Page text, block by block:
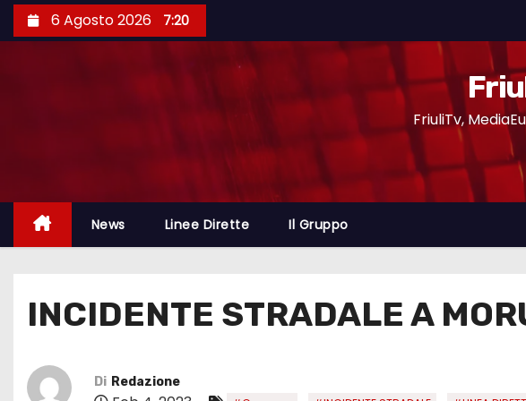
6 Agosto 2026 7:20
FriuliTv,
News Linee Dirette Il Gruppo
INCIDENTE STRADALE A
Di Redazione